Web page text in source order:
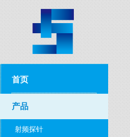
首页
产品
射频探针